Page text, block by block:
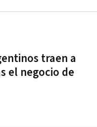
traen a
el negocio de